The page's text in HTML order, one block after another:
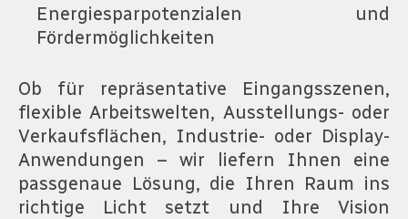
Energiesparpotenzialen und
Fördermöglichkeiten
Ob für repräsentative Eingangsszenen,
flexible Arbeitswelten, Ausstellungs- oder
Verkaufsflächen, Industrie- oder Display-
Anwendungen – wir liefern Ihnen eine
passgenaue Lösung, die Ihren Raum ins
richtige Licht setzt und Ihre Vision